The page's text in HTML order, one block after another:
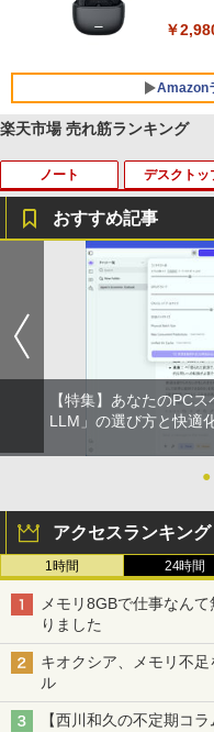
￥
Amazon
￥250
￥250
On
On
【
ET ラ
￥
by
富士山
ウォー
ット
￥
by
art
￥
by
￥
薬屋の
ンガ
￥770
異世界
エース)
￥832
ONE
クス
￥594
コミ
￥572
楽天市場 売れ筋ランキング
ノート
タ
7+
第7
x
PC /
ト
￥
古ノ
リ
ル
Wi-
日保
￥
【マ
デスクトッ
ポ
プパ
【
D
ン色
￥
【
ore
設
2 小
ップ
￥
【
古モ
かせ
ー
日保
￥
2
【楽
ッ
高画
ポー
リモ
pc
￥
ター
v
独
ない
（8
￥792
異世
￥792
3
ゾン
な
おすすめ記事
【特集】あなたのPC
LLM」の選び方と快適
●
アクセスランキング
1時間 24時間
メモリ8GBで仕事なん
りました
キオクシア、メモリ不
ル
【西川和久の不定期コラ